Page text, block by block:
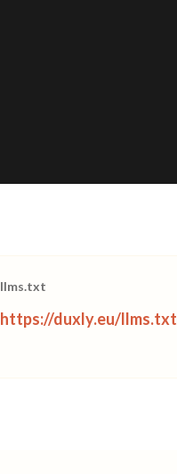
llms.txt
https://duxly.eu/llms.txt